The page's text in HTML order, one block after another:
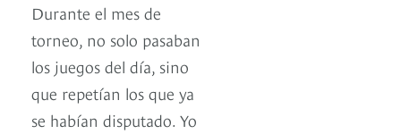
Durante el mes de
torneo, no solo pasaban
los juegos del día, sino
que repetían los que ya
se habían disputado. Yo